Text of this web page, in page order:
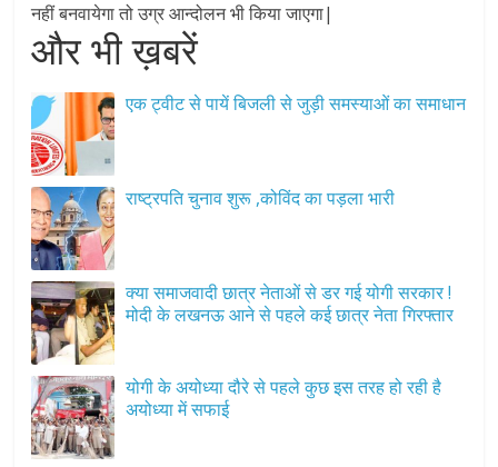
नहीं बनवायेगा तो उग्र आन्दोलन भी किया जाएगा|
और भी ख़बरें
एक ट्वीट से पायें बिजली से जुड़ी समस्याओं का समाधान
राष्ट्रपति चुनाव शुरू ,कोविंद का पड़ला भारी
क्या समाजवादी छात्र नेताओं से डर गई योगी सरकार !
मोदी के लखनऊ आने से पहले कई छात्र नेता गिरफ्तार
योगी के अयोध्या दौरे से पहले कुछ इस तरह हो रही है
अयोध्या में सफाई